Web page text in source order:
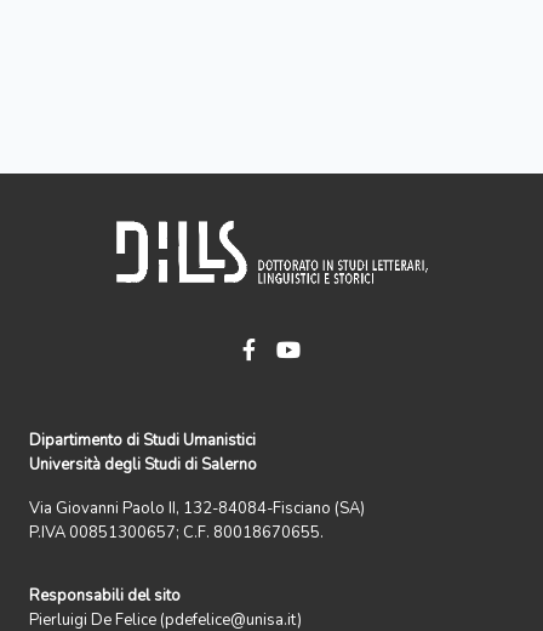
Dipartimento di Studi Umanistici
Università degli Studi di Salerno
Via Giovanni Paolo II, 132-84084-Fisciano (SA)
P.IVA 00851300657; C.F. 80018670655.
Responsabili del sito
Pierluigi De Felice (pdefelice@unisa.it)